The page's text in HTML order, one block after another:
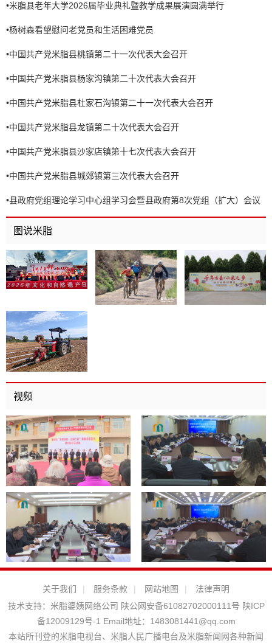
•米脂县老年大学2026届毕业典礼暨教学成果展演圆满举行
•杨树森看望慰问老党员和生活困难党员
•中国共产党米脂县桃镇第二十一次代表大会召开
•中国共产党米脂县杨家沟镇第二十次代表大会召开
•中国共产党米脂县杜家石沟镇第二十一次代表大会召开
•中国共产党米脂县龙镇第二十次代表大会召开
•中国共产党米脂县沙家店镇第十七次代表大会召开
•中国共产党米脂县城郊镇第三次代表大会召开
•县政府党组理论学习中心组学习会暨县政府第8次党组（扩大）会议
召开
图说米脂
视频
关于我们 | 服务条款 | 网站地图 |
法律声明
技术支持： 米脂婆姨网络公司 陕公网安备61082702000111号 陕ICP
备12009129号-1 Email地址： 1483081441@qq.com
本站所刊登的米脂电视台、米脂人民广播电台及米脂新闻网各种新闻